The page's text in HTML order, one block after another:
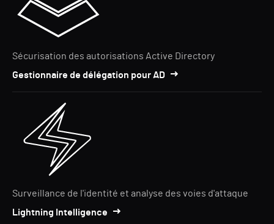
Sécurisation des autorisations Active Directory
Gestionnaire de délégation pour AD
Surveillance de l'identité et analyse des voies d'attaque
Lightning Intelligence